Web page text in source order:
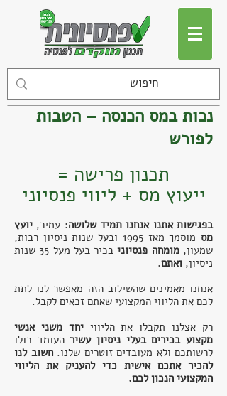
נכות במס הכנסה – הטבות
לפורש
תכנון פרישה =
ייעוץ מס + ליווי פנסיוני
בפגישות אתנו אנחנו תמיד שלושה: עמיר, יועץ
מסמוסמך מאז 1995 ו
בעל שנות ניסיון רבות,
שמעון,מומחה פנסיוני
בכיר בעל מעל 35 שנות
ניסיון, ואתם.
אנחנו מאמינים שהשילוב הזה מאפשר לנו לתת
לכם את הליווי המקצועי שאתם זכאים לקבל.
רק אצלנו תקבלו את הליווייחד משני אנשי
מקצוע בכירים בעלי ניסיון עשיר העומד כולו
לרשותכם ולא מעובדים זוטרים שלנו.חשוב לנו
להכיר אתכם אישית כדי להעניק את הליווי
המקצועי הנכון לכם.